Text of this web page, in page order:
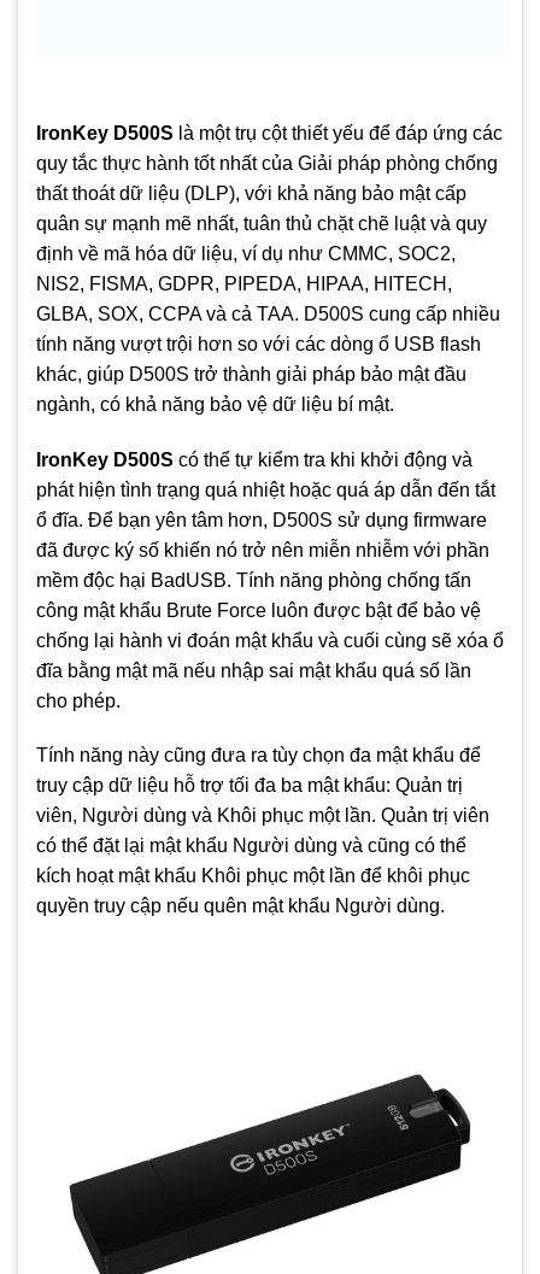
IronKey D500S là một trụ cột thiết yếu để đáp ứng các
quy tắc thực hành tốt nhất của Giải pháp phòng chống
thất thoát dữ liệu (DLP), với khả năng bảo mật cấp
quân sự mạnh mẽ nhất, tuân thủ chặt chẽ luật và quy
định về mã hóa dữ liệu, ví dụ như CMMC, SOC2,
NIS2, FISMA, GDPR, PIPEDA, HIPAA, HITECH,
GLBA, SOX, CCPA và cả TAA. D500S cung cấp nhiều
tính năng vượt trội hơn so với các dòng ổ USB flash
khác, giúp D500S trở thành giải pháp bảo mật đầu
ngành, có khả năng bảo vệ dữ liệu bí mật.
IronKey D500S có thể tự kiểm tra khi khởi động và
phát hiện tình trạng quá nhiệt hoặc quá áp dẫn đến tắt
ổ đĩa. Để bạn yên tâm hơn, D500S sử dụng firmware
đã được ký số khiến nó trở nên miễn nhiễm với phần
mềm độc hại BadUSB. Tính năng phòng chống tấn
công mật khẩu Brute Force luôn được bật để bảo vệ
chống lại hành vi đoán mật khẩu và cuối cùng sẽ xóa ổ
đĩa bằng mật mã nếu nhập sai mật khẩu quá số lần
cho phép.
Tính năng này cũng đưa ra tùy chọn đa mật khẩu để
truy cập dữ liệu hỗ trợ tối đa ba mật khẩu: Quản trị
viên, Người dùng và Khôi phục một lần. Quản trị viên
có thể đặt lại mật khẩu Người dùng và cũng có thể
kích hoạt mật khẩu Khôi phục một lần để khôi phục
quyền truy cập nếu quên mật khẩu Người dùng.